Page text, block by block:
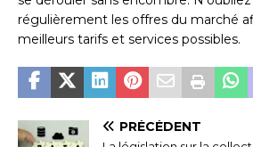
régulièrement les offres du marché
meilleurs tarifs et services possibles.
PRÉCÉDENT